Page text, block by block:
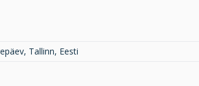
Tallinn, Eesti